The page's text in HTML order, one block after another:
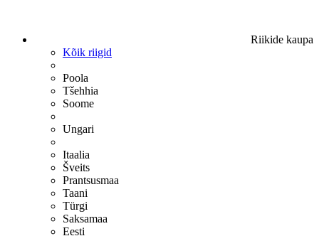
Riikide kaupa
Kõik riigid
Poola
Tšehhia
Soome
Ungari
Itaalia
Šveits
Prantsusmaa
Taani
Türgi
Saksamaa
Eesti